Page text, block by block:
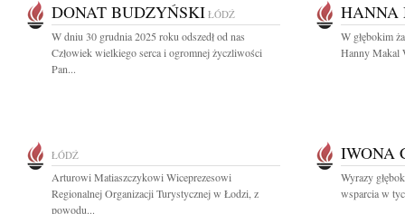
DONAT BUDZYŃSKI ŁÓDŹ
W dniu 30 grudnia 2025 roku odszedł od nas
Człowiek wielkiego serca i ogromnej życzliwości
Pan...
W głębokim
Hanny Makal
ŁÓDŹ
Arturowi Matiaszczykowi Wiceprezesowi
Regionalnej Organizacji Turystycznej w Łodzi, z
powodu...
IWONA
Wyrazy
wsparcia w